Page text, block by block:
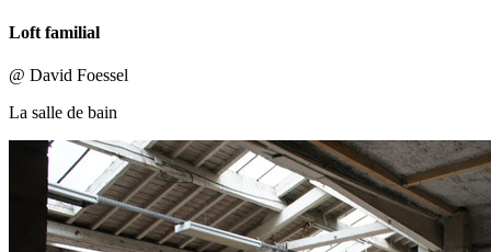
Loft familial
@ David Foessel
La salle de bain